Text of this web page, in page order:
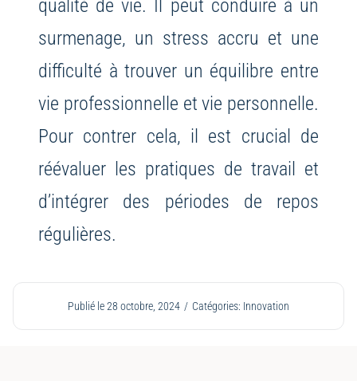
qualité de vie. Il peut conduire à un
surmenage, un stress accru et une
difficulté à trouver un équilibre entre
vie professionnelle et vie personnelle.
Pour contrer cela, il est crucial de
réévaluer les pratiques de travail et
d’intégrer des périodes de repos
régulières.
Publié le 28 octobre, 2024 / Catégories: Innovation